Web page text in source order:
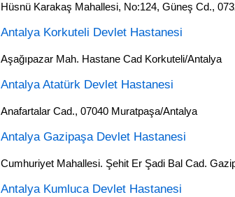
Hüsnü Karakaş Mahallesi, No:124, Güneş Cd.,
Antalya Korkuteli Devlet Hastanesi
Aşağıpazar Mah. Hastane Cad Korkuteli/Antalya
Antalya Atatürk Devlet Hastanesi
Anafartalar Cad., 07040 Muratpaşa/Antalya
Antalya Gazipaşa Devlet Hastanesi
Cumhuriyet Mahallesi. Şehit Er Şadi Bal Cad.
Antalya Kumluca Devlet Hastanesi